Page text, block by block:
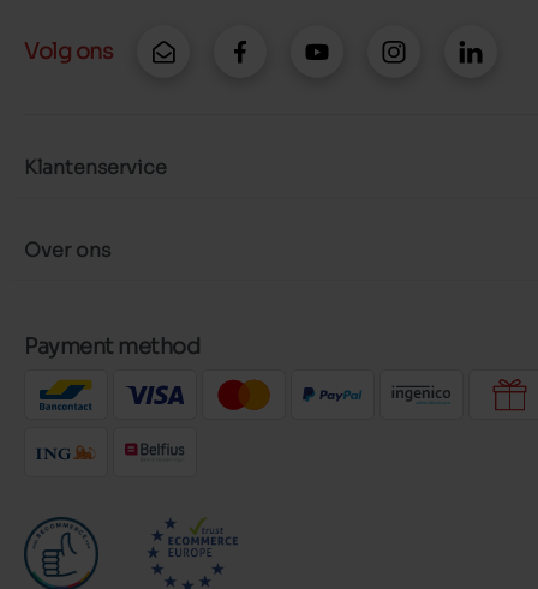
Volg ons
Klantenservice
Over ons
Payment method